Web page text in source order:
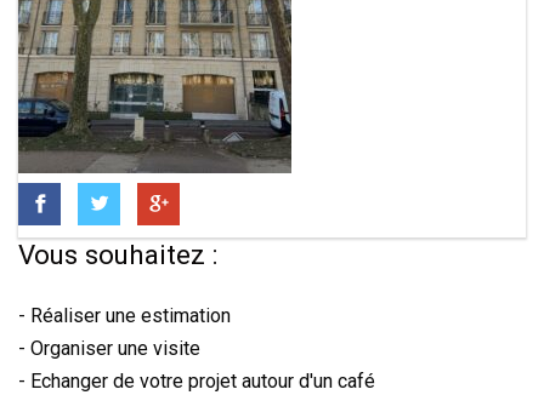
Vous souhaitez :
- Réaliser une estimation
- Organiser une visite
- Echanger de votre projet autour d'un café